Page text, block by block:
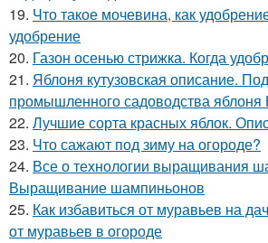
19. Что такое мочевина, как
удобрение
20. Газон осенью стрижка. Когда
21. Яблоня кутузовская описание.
промышленного садоводства яблоня
22. Лучшие сорта красных яблок.
23. Что сажают под зиму на огороде?
24. Все о технологии выращивания
Выращивание шампиньонов
25. Как избавиться от муравьев на
от муравьев в огороде